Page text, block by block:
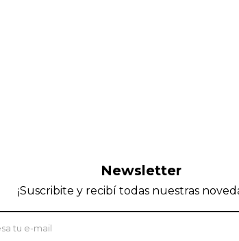
Newsletter
¡Suscribite y recibí todas nuestras